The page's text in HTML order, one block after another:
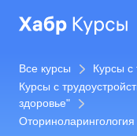
Все курсы
Курсы с
Курсы с
здоровье"
Оториноларингология